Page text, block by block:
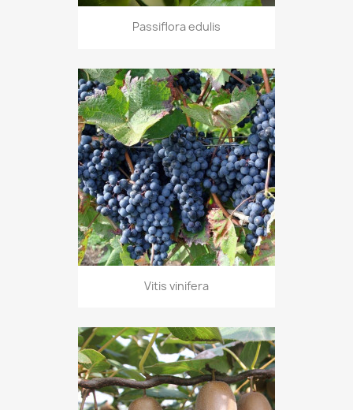
Passiflora edulis
Vitis vinifera